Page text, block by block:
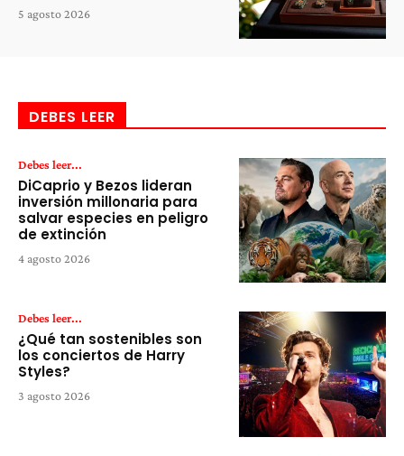
5 agosto 2026
DEBES LEER
Debes leer...
DiCaprio y Bezos lideran
inversión millonaria para
salvar especies en peligro
de extinción
4 agosto 2026
Debes leer...
¿Qué tan sostenibles son
los conciertos de Harry
Styles?
3 agosto 2026